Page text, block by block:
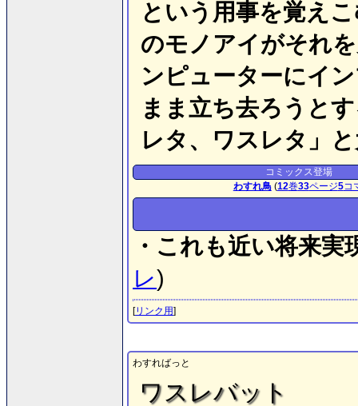
という用事を覚え
のモノアイがそれ
ンピューターにイ
まま立ち去ろうと
レタ、ワスレタ」
コミックス登場
わすれ鳥(12巻33ページ5コ
・これも近い将来
レ)
[リンク用]
わすればっと
ワスレバット